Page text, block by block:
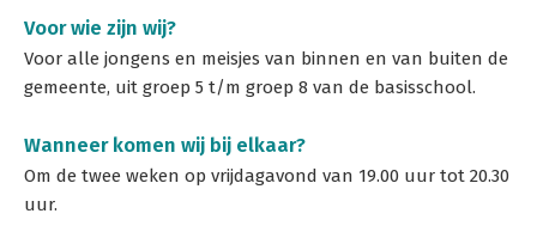
Voor wie zijn wij?
Voor alle jongens en meisjes van binnen en van buiten de
gemeente, uit groep 5 t/m groep 8 van de basisschool.
Wanneer komen wij bij elkaar?
Om de twee weken op vrijdagavond van 19.00 uur tot 20.30
uur.